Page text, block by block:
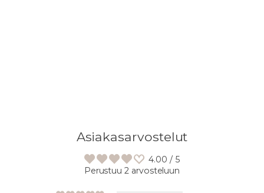
Asiakasarvostelut
4.00 / 5
Perustuu 2 arvosteluun